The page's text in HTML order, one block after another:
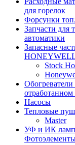
для горелок
Форсунки
Запчасти для
автоматики
Запасные
Stock
Обогреватели
отработанном
Насосы
Тепловые
Master
УФ и ИК